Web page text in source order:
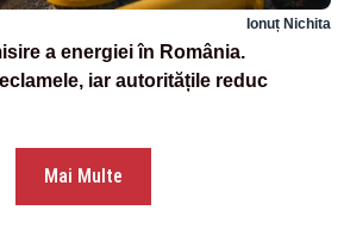
Ionuț Nichita
a energiei în România.
iar autoritățile reduc
Mai Multe